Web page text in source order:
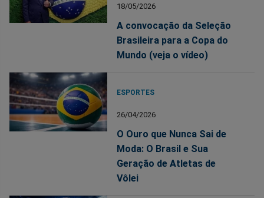
18/05/2026
A convocação da Seleção
Brasileira para a Copa do
Mundo (veja o vídeo)
ESPORTES
26/04/2026
O Ouro que Nunca Sai de
Moda: O Brasil e Sua
Geração de Atletas de
Vôlei